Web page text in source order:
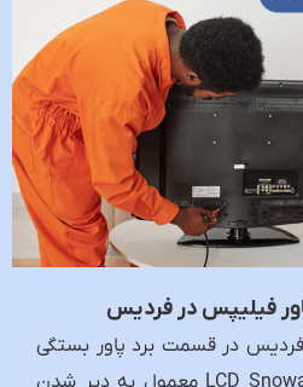
فیلیپس در فردیس
در قسمت برد پاور بستگی
به مدل دستگاه دارد در LCD Snowa معمول به دیر شدن